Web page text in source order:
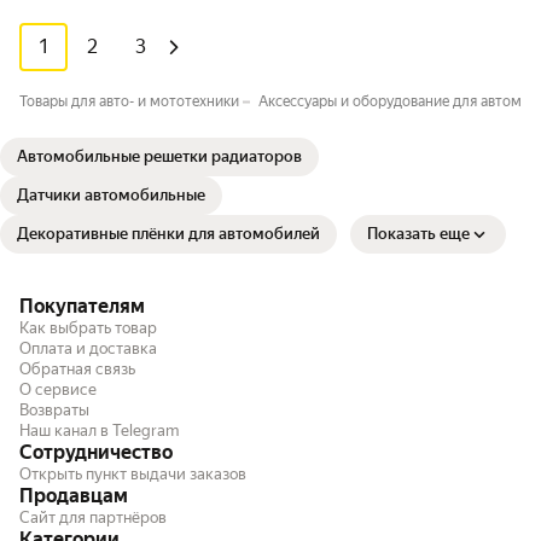
1 2 3
Товары для авто- и мототехники Аксессуары и оборудование для
Автомобильные решетки радиаторов
Датчики автомобильные
Декоративные плёнки для автомобилей Показать еще
Покупателям
Как выбрать товар
Оплата и доставка
Обратная связь
О сервисе
Возвраты
Наш канал в Telegram
Сотрудничество
Открыть пункт выдачи заказов
Продавцам
Сайт для партнёров